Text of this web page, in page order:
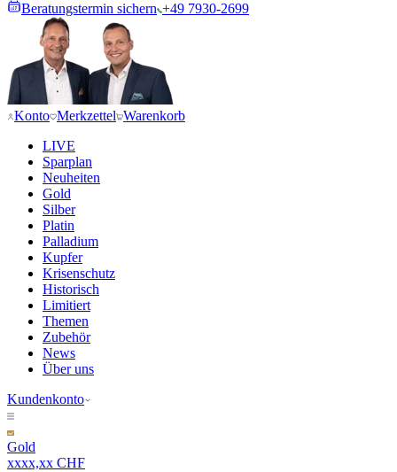
Beratungstermin sichern +49 7930-2699
Konto Merkzettel Warenkorb
LIVE
Sparplan
Neuheiten
Gold
Silber
Platin
Palladium
Kupfer
Krisenschutz
Historisch
Limitiert
Themen
Zubehör
News
Über uns
Kundenkonto
Gold
xxxx,xx CHF